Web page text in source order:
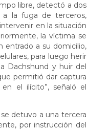
libre, detectó a dos
a la fuga de terceros,
en la situación
la víctima se
entrado a su domicilio,
para luego herir
Dachshund y huir del
permitió dar captura
el ilícito”, señaló el
detuvo a una tercera
por instrucción del